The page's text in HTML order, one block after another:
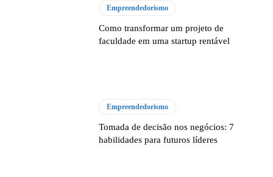
Empreendedorismo
Como transformar um projeto de
faculdade em uma startup rentável
Empreendedorismo
Tomada de decisão nos negócios: 7
habilidades para futuros líderes